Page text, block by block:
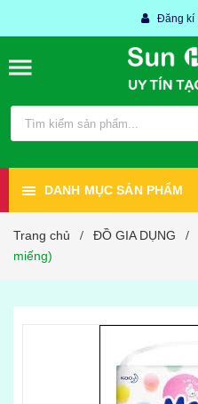
Đăng kí
DANH MỤC SẢN PHẨM
Trang chủ / ĐỒ GIA DỤNG /
miếng)